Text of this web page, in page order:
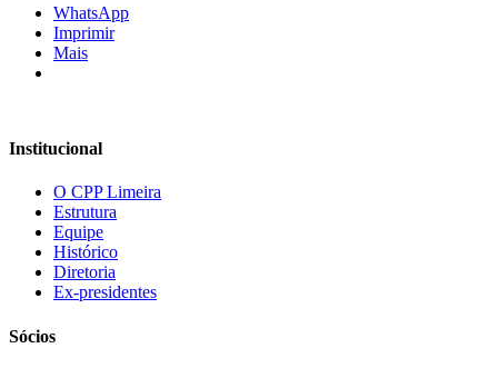
WhatsApp
Imprimir
Mais
Institucional
O CPP Limeira
Estrutura
Equipe
Histórico
Diretoria
Ex-presidentes
Sócios